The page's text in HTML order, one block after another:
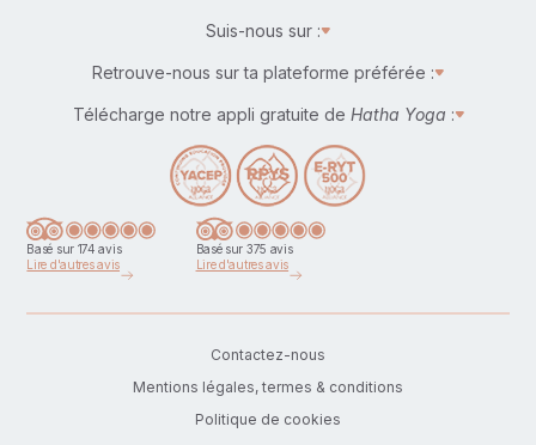
Suis-nous sur :
Retrouve-nous sur ta plateforme préférée :
Télécharge notre appli gratuite de Hatha Yoga :
Basé sur 174 avis
Lire d'autres avis
Basé sur 375 avis
Lire d'autres avis
Contactez-nous
Mentions légales, termes & conditions
Politique de cookies